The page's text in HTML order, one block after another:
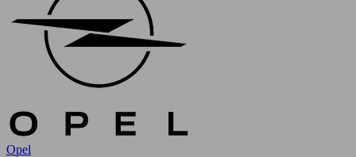
Opel